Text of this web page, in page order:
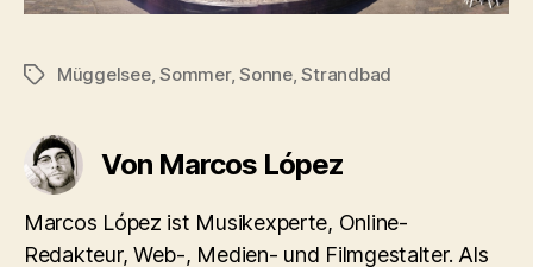
Schlagwörter
Müggelsee,Sommer,Sonne,Strandbad
Von Marcos López
Marcos López ist Musikexperte, Online-
Redakteur, Web-, Medien- und Filmgestalter. Als